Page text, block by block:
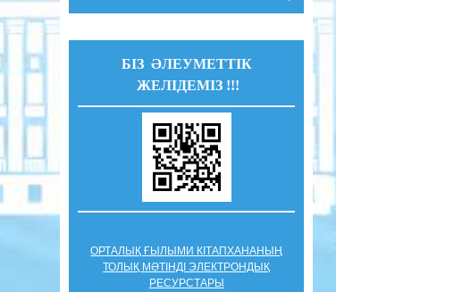
БІЗ ӘЛЕУМЕТТІК
ЖЕЛІДЕМІЗ !!!
ОРТАЛЫҚ ҒЫЛЫМИ КІТАПХАНАНЫҢ
ТОЛЫҚ МӘТІНДІ ЭЛЕКТРОНДЫҚ
РЕСУРСТАРЫ